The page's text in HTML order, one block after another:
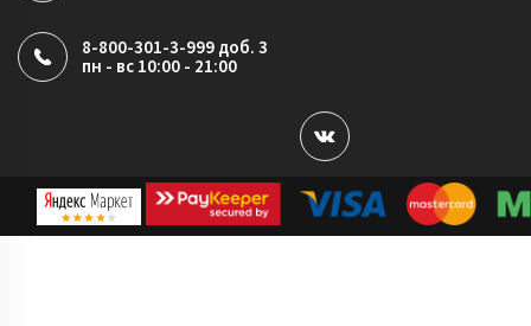
8-800-301-3-999 доб. 3
пн - вс 10:00 - 21:00